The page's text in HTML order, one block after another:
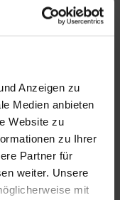
Anzeigen zu
Medien anbieten
Website zu
zu Ihrer
Partner für
weiter. Unsere
mit